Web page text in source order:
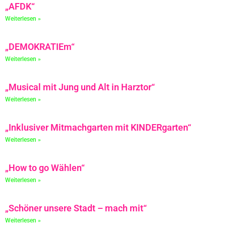
„AFDK“
Weiterlesen »
„DEMOKRATIEm“
Weiterlesen »
„Musical mit Jung und Alt in Harztor“
Weiterlesen »
„Inklusiver Mitmachgarten mit KINDERgarten“
Weiterlesen »
„How to go Wählen“
Weiterlesen »
„Schöner unsere Stadt – mach mit“
Weiterlesen »